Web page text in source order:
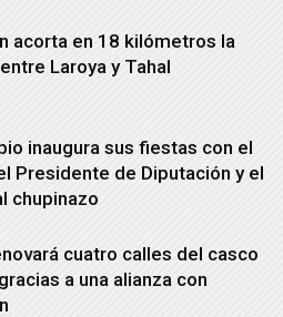
acorta en 18 kilómetros la
Laroya y Tahal
inaugura sus fiestas con el
Presidente de Diputación y el
chupinazo
cuatro calles del casco
a una alianza con